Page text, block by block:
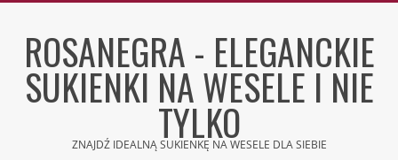
contentROSANEGRA - ELEGANCKIE
SUKIENKI NA WESELE I NIE
TYLKO
ZNAJDŹ IDEALNĄ SUKIENKĘ NA WESELE DLA SIEBIE